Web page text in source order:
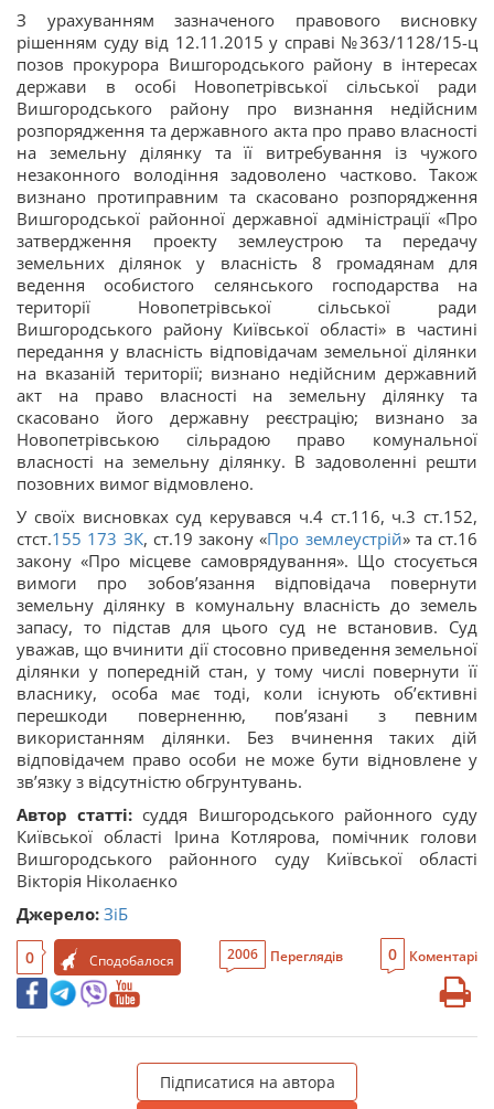
З урахуванням зазначеного правового висновку
рішенням суду від 12.11.2015 у справі №363/1128/15-ц
позов прокурора Вишгородського району в інтересах
держави в особі Новопетрівської сільської ради
Вишгородського району про визнання недійсним
розпорядження та державного акта про право власності
на земельну ділянку та її витребування із чужого
незаконного володіння задоволено частково. Також
визнано протиправним та скасовано розпорядження
Вишгородської районної державної адміністрації «Про
затвердження проекту землеустрою та передачу
земельних ділянок у власність 8 громадянам для
ведення особистого селянського господарства на
території Новопетрівської сільської ради
Вишгородського району Київської області» в частині
передання у власність відповідачам земельної ділянки
на вказаній території; визнано недійсним державний
акт на право власності на земельну ділянку та
скасовано його державну реєстрацію; визнано за
Новопетрівською сільрадою право комунальної
власності на земельну ділянку. В задоволенні решти
позовних вимог відмовлено.
У своїх висновках суд керувався ч.4 ст.116, ч.3 ст.152,
стст.155 173 ЗК, ст.19 закону «Про землеустрій» та ст.16
закону «Про місцеве самоврядування». Що стосується
вимоги про зобов’язання відповідача повернути
земельну ділянку в комунальну власність до земель
запасу, то підстав для цього суд не встановив. Суд
уважав, що вчинити дії стосовно приведення земельної
ділянки у попередній стан, у тому числі повернути її
власнику, особа має тоді, коли існують об’єктивні
перешкоди поверненню, пов’язані з певним
використанням ділянки. Без вчинення таких дій
відповідачем право особи не може бути відновлене у
зв’язку з відсутністю обгрунтувань.
Автор статті: суддя Вишгородського районного суду
Київської області Ірина Котлярова, помічник голови
Вишгородського районного суду Київської області
Вікторія Ніколаєнко
Джерело: ЗіБ
0 Сподобалося 2006 Переглядів 0 Коментарі
Підписатися на автора